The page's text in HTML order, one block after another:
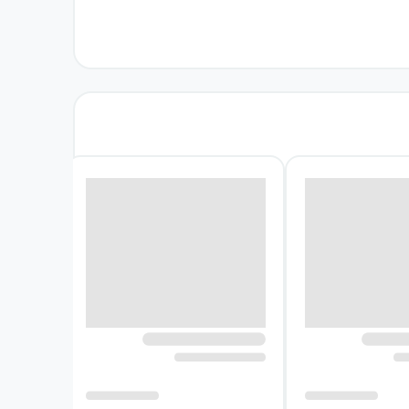
به یک ویژگی منفرد یا یک تجربه جداگانه